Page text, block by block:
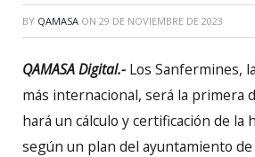
BY QAMASA ON 29 DE NOVIEMBRE DE 2023
QAMASA Digital.- Los Sanfermines,
más internacional, será la primera
hará un cálculo y certificación de la
según un plan del ayuntamiento de